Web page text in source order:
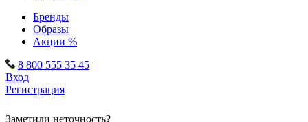
Бренды
Образы
Акции %
8 800 555 35 45
Вход
Регистрация
Заметили неточность?